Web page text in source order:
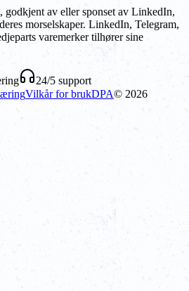
av eller sponset av LinkedIn,
morselskaper. LinkedIn, Telegram,
varemerker tilhører sine
24/5 support
Vilkår for brukDPA© 2026